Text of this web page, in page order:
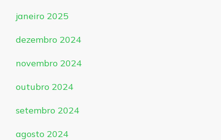
janeiro 2025
dezembro 2024
novembro 2024
outubro 2024
setembro 2024
agosto 2024